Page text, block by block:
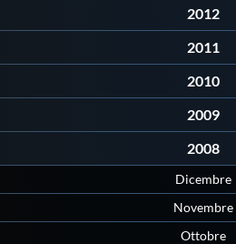
2012
2011
2010
2009
2008
Dicembre
Novembre
Ottobre